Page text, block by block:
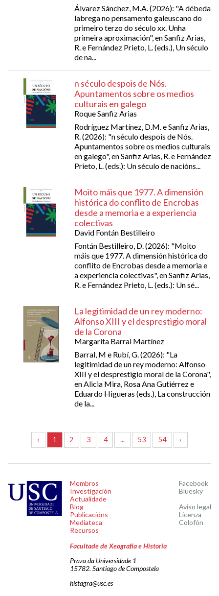
Álvarez Sánchez, M.A. (2026): "A débeda
labrega no pensamento galeuscano do
primeiro terzo do século xx. Unha
primeira aproximación", en Sanfiz Arias,
R. e Fernández Prieto, L. (eds.), Un século
de na...
n século despois de Nós.
Apuntamentos sobre os medios
culturais en galego
Roque Sanfiz Arias
Rodríguez Martínez, D.M. e Sanfiz Arias,
R. (2026): "n século despois de Nós.
Apuntamentos sobre os medios culturais
en galego", en Sanfiz Arias, R. e Fernández
Prieto, L. (eds.): Un século de nacións...
Moito máis que 1977. A dimensión
histórica do conflito de Encrobas
desde a memoria e a experiencia
colectivas
David Fontán Bestilleiro
Fontán Bestilleiro, D. (2026): "Moito
máis que 1977. A dimensión histórica do
conflito de Encrobas desde a memoria e
a experiencia colectivas", en Sanfiz Arias,
R. e Fernández Prieto, L. (eds.): Un sé...
La legitimidad de un rey moderno:
Alfonso XIII y el desprestigio moral
de la Corona
Margarita Barral Martínez
Barral, M e Rubí, G. (2026): "La
legitimidad de un rey moderno: Alfonso
XIII y el desprestigio moral de la Corona",
en Alicia Mira, Rosa Ana Gutiérrez e
Eduardo Higueras (eds.), La construcción
de la...
‹ 1 2 3 4 ... 53 54 ›
Membros
Investigación
Actualidade
Blog
Publicacións
Mediateca
Recursos
Facebook
Bluesky
Aviso legal
Licenza
Colofón
Facultade de Xeografía e Historia
Praza da Universidade 1
15782. Santiago de Compostela
histagra@usc.es